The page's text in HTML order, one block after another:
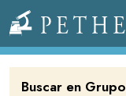
Llevamos la
Buscar en